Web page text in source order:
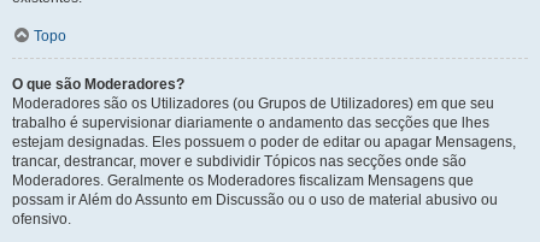
Topo
O que são Moderadores?
Moderadores são os Utilizadores (ou Grupos de Utilizadores) em que seu
trabalho é supervisionar diariamente o andamento das secções que lhes
estejam designadas. Eles possuem o poder de editar ou apagar Mensagens,
trancar, destrancar, mover e subdividir Tópicos nas secções onde são
Moderadores. Geralmente os Moderadores fiscalizam Mensagens que
possam ir Além do Assunto em Discussão ou o uso de material abusivo ou
ofensivo.